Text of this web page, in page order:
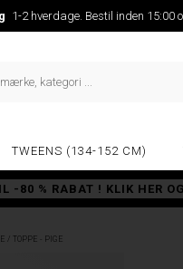
1-2 hverdage. Bestil inden
TWEENS (134-152 CM)
-80 % RABAT ! KLIK HER
/ TOPPE - PIGE